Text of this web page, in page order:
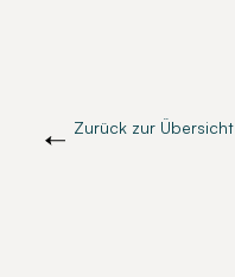
Zurück zur Übersicht